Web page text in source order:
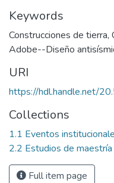
Keywords
Construcciones de tierra,
Adobe--Diseño
URI
https://hdl.handle.net/
Collections
1.1 Eventos
2.2 Estudios de maestría
Full item page